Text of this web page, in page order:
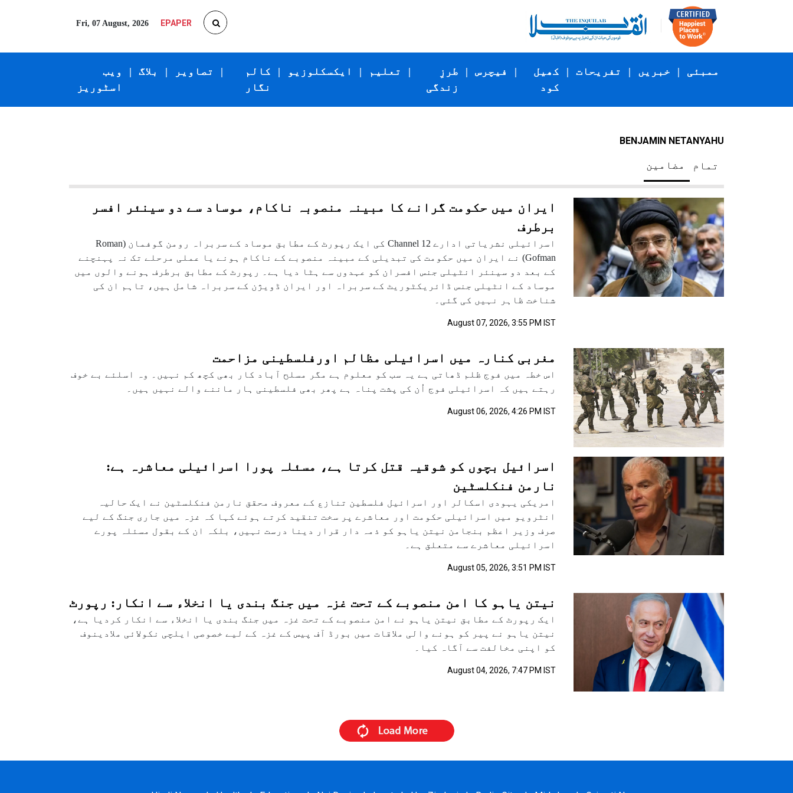
Fri, 07 August, 2026 EPAPER
ویب
اسٹوریز
| بلاگ | تصاویر |
کالم
نگار
| ایکسکلوزیو | تعلیم |
طرزِ
زندگی
| فیچرس |
کھیل
کود
| تفریحات | خبریں | ممبئی
BENJAMIN NETANYAHU
مضامین تمام
ایران میں حکومت گرانے کا مبینہ منصوبہ ناکام، موساد سے دو سینئر افسر
برطرف
اسرائیلی نشریاتی ادارے Channel 12 کی ایک رپورٹ کے مطابق موساد کے سربراہ رومن گوفمان (Roman
Gofman) نے ایران میں حکومت کی تبدیلی کے مبینہ منصوبے کے ناکام ہونے یا عملی مرحلے تک نہ پہنچنے
کے بعد دو سینئر انٹیلی جنس افسران کو عہدوں سے ہٹا دیا ہے۔ رپورٹ کے مطابق برطرف ہونے والوں میں
موساد کے انٹیلی جنس ڈائریکٹوریٹ کے سربراہ اور ایران ڈویژن کے سربراہ شامل ہیں، تاہم ان کی
شناخت ظاہر نہیں کی گئی۔
August 07, 2026, 3:55 PM IST
مغربی کنارہ میں اسرائیلی مظالم اورفلسطینی مزاحمت
اس خطہ میں فوج ظلم ڈھاتی ہے یہ سب کو معلوم ہے مگر مسلح آباد کار بھی کچھ کم نہیں۔ وہ اسلئے بے خوف
رہتے ہیں کہ اسرائیلی فوج اُن کی پشت پناہ ہے پھر بھی فلسطینی ہار ماننے والے نہیں ہیں۔
August 06, 2026, 4:26 PM IST
اسرائیل بچوں کو شوقیہ قتل کرتا ہے، مسئلہ پورا اسرائیلی معاشرہ ہے:
نارمن فنکلسٹین
امریکی یہودی اسکالر اور اسرائیل فلسطین تنازع کے معروف محقق نارمن فنکلسٹین نے ایک حالیہ
انٹرویو میں اسرائیلی حکومت اور معاشرے پر سخت تنقید کرتے ہوئے کہا کہ غزہ میں جاری جنگ کے لیے
صرف وزیر اعظم بنجامن نیتن یاہو کو ذمہ دار قرار دینا درست نہیں، بلکہ ان کے بقول مسئلہ پورے
اسرائیلی معاشرے سے متعلق ہے۔
August 05, 2026, 3:51 PM IST
نیتن یاہو کا امن منصوبے کے تحت غزہ میں جنگ بندی یا انخلاء سے انکار: رپورٹ
ایک رپورٹ کے مطابق نیتن یاہو نے امن منصوبے کے تحت غزہ میں جنگ بندی یا انخلاء سے انکار کردیا ہے،
نیتن یاہو نے پیر کو ہونے والی ملاقات میں بورڈ آف پیس کے غزہ کے لیے خصوصی ایلچی نکولائی ملادینوف
کو اپنی مخالفت سے آگاہ کیا۔
August 04, 2026, 7:47 PM IST